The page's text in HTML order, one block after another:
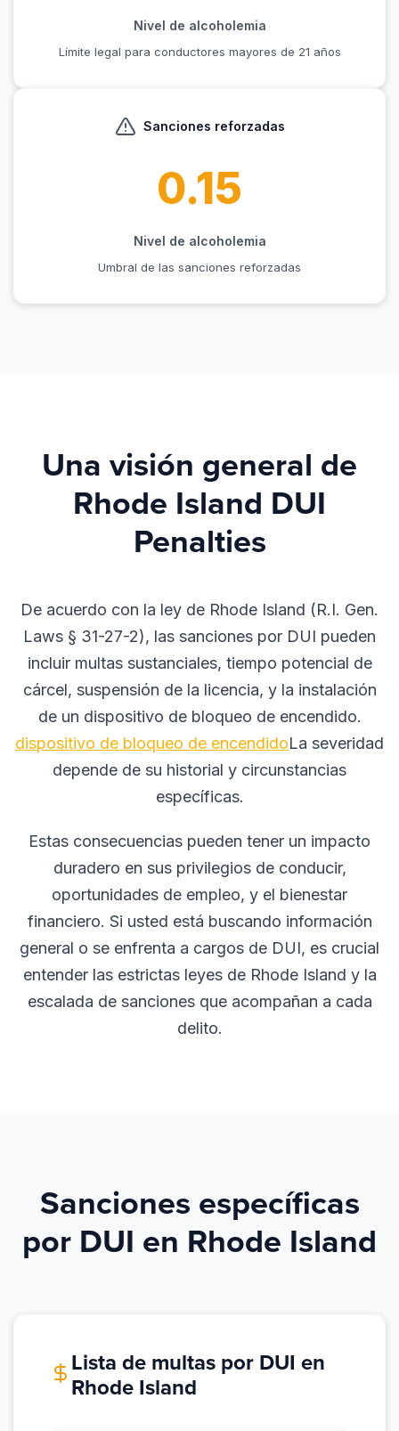
Nivel de alcoholemia
Límite legal para conductores mayores de 21 años
Sanciones reforzadas
0.15
Nivel de alcoholemia
Umbral de las sanciones reforzadas
Una visión general de
Rhode Island DUI
Penalties
De acuerdo con la ley de Rhode Island (R.I. Gen.
Laws § 31-27-2), las sanciones por DUI pueden
incluir multas sustanciales, tiempo potencial de
cárcel, suspensión de la licencia, y la instalación
de un dispositivo de bloqueo de encendido.
dispositivo de bloqueo de encendidoLa severidad
depende de su historial y circunstancias
específicas.
Estas consecuencias pueden tener un impacto
duradero en sus privilegios de conducir,
oportunidades de empleo, y el bienestar
financiero. Si usted está buscando información
general o se enfrenta a cargos de DUI, es crucial
entender las estrictas leyes de Rhode Island y la
escalada de sanciones que acompañan a cada
delito.
Sanciones específicas
por DUI en Rhode Island
Lista de multas por DUI en
Rhode Island